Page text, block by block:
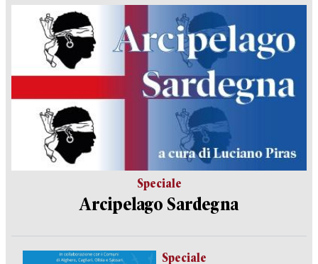
Speciale
Arcipelago Sardegna
Speciale